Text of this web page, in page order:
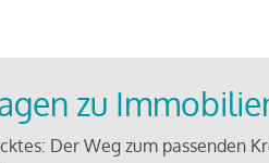
zu
Der Weg zum passenden